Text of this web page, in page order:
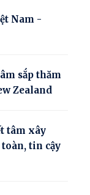
Nam -
sắp thăm
Zealand
tâm xây
tin cậy